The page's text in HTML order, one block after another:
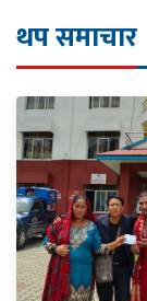
थप समाचार